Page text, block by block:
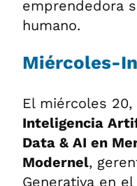
emprendedora
humano.
Miércoles-
El miércoles
Inteligencia
Data & AI en
Modernel,
Generativa en